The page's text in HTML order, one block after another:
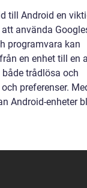
till Android en
använda
programvara kan
en enhet till en
trådlösa och
preferenser.
Android-enheter